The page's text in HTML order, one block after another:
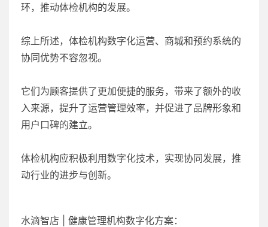
环，推动体检机构的发展。
综上所述，体检机构数字化运营、商城和预约系统的
协同优势不容忽视。
它们为顾客提供了更加便捷的服务，带来了额外的收
入来源，提升了运营管理效率，并促进了品牌形象和
用户口碑的建立。
体检机构应积极利用数字化技术，实现协同发展，推
动行业的进步与创新。
水滴智店 | 健康管理机构数字化方案：